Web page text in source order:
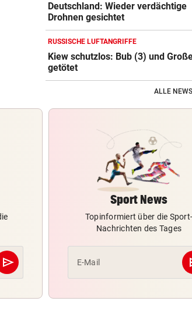
Deutschland: Wieder verdächtige
Drohnen gesichtet
RUSSISCHE LUFTANGRIFFE
Kiew schutzlos: Bub (3) und
getötet
ALLE
send
Abschicken
Sport News
Topinformiert über die Sport-
Nachrichten des Tages
E-Mail